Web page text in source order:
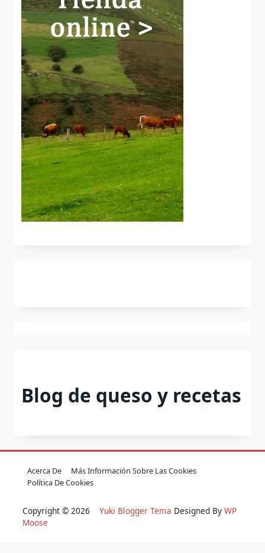
Blog de queso y recetas
Acerca De
Más Información Sobre Las Cookies
Política De Cookies
Copyright © 2026 Yuki Blogger Tema Designed By WP
Moose